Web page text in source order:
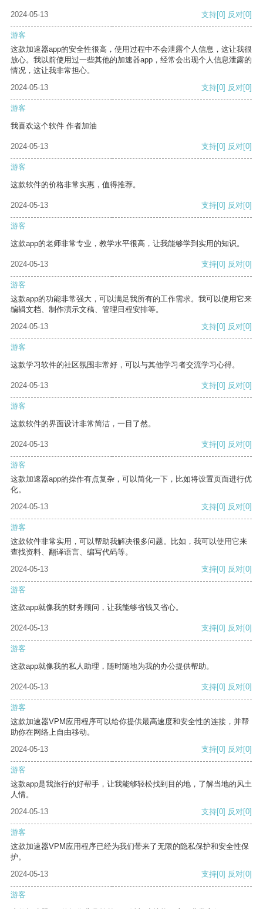
2024-05-13 支持[0] 反对[0]
游客
这款加速器app的安全性很高，使用过程中不会泄露个人信息，这让我很
放心。我以前使用过一些其他的加速器app，经常会出现个人信息泄露的
情况，这让我非常担心。
2024-05-13
支持[0] 反对[0]
游客
我喜欢这个软件 作者加油
2024-05-13 支持[0] 反对[0]
游客
这款软件的价格非常实惠，值得推荐。
2024-05-13 支持[0] 反对[0]
游客
这款app的老师非常专业，教学水平很高，让我能够学到实用的知识。
2024-05-13 支持[0] 反对[0]
游客
这款app的功能非常强大，可以满足我所有的工作需求。我可以使用它来
编辑文档、制作演示文稿、管理日程安排等。
2024-05-13
支持[0] 反对[0]
游客
这款学习软件的社区氛围非常好，可以与其他学习者交流学习心得。
2024-05-13 支持[0] 反对[0]
游客
这款软件的界面设计非常简洁，一目了然。
2024-05-13 支持[0] 反对[0]
游客
这款加速器app的操作有点复杂，可以简化一下，比如将设置页面进行优
化。
2024-05-13
支持[0] 反对[0]
游客
这款软件非常实用，可以帮助我解决很多问题。比如，我可以使用它来
查找资料、翻译语言、编写代码等。
2024-05-13
支持[0] 反对[0]
游客
这款app就像我的财务顾问，让我能够省钱又省心。
2024-05-13 支持[0] 反对[0]
游客
这款app就像我的私人助理，随时随地为我的办公提供帮助。
2024-05-13 支持[0] 反对[0]
游客
这款加速器VPM应用程序可以给你提供最高速度和安全性的连接，并帮
助你在网络上自由移动。
2024-05-13
支持[0] 反对[0]
游客
这款app是我旅行的好帮手，让我能够轻松找到目的地，了解当地的风土
人情。
2024-05-13
支持[0] 反对[0]
游客
这款加速器VPM应用程序已经为我们带来了无限的隐私保护和安全性保
护。
2024-05-13
支持[0] 反对[0]
游客